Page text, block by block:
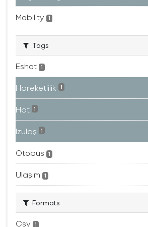
Mobility 1
Tags
Eshot 1
Hareketlilik 1
Hat 1
Izulaş 1
Otobüs 1
Ulaşım 1
Formats
Csv 1